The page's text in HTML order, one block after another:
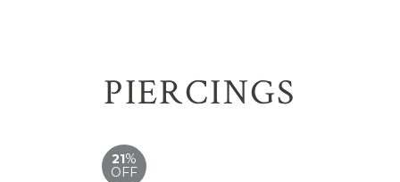
PIERCINGS
21%
OFF